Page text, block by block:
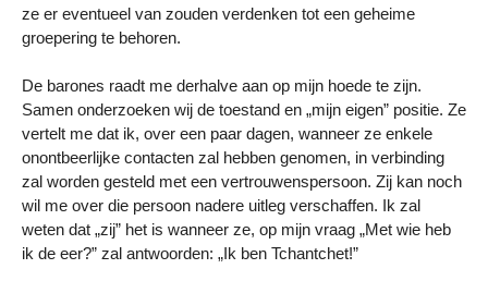
ze er eventueel van zouden verdenken tot een geheime
groepering te behoren.
De barones raadt me derhalve aan op mijn hoede te zijn.
Samen onderzoeken wij de toestand en „mijn eigen” positie. Ze
vertelt me dat ik, over een paar dagen, wanneer ze enkele
onontbeerlijke contacten zal hebben genomen, in verbinding
zal worden gesteld met een vertrouwenspersoon. Zij kan noch
wil me over die persoon nadere uitleg verschaffen. Ik zal
weten dat „zij” het is wanneer ze, op mijn vraag „Met wie heb
ik de eer?” zal antwoorden: „Ik ben Tchantchet!”